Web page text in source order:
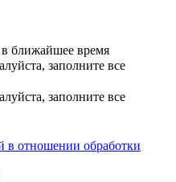
ближайшее время
заполните все
заполните все
в отношении обработки